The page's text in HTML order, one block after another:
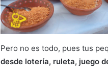
Pero no es todo, pues tus
desde lotería, ruleta, juego